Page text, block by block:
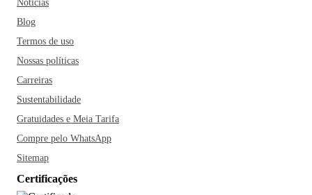
Notícias
Blog
Termos de uso
Nossas políticas
Carreiras
Sustentabilidade
Gratuidades e Meia Tarifa
Compre pelo WhatsApp
Sitemap
Certificações